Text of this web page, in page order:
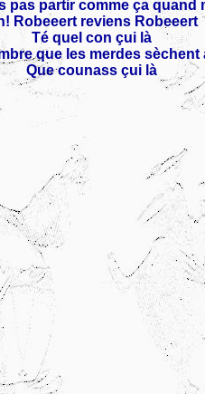
pas partir comme ça quand
Robeeert reviens Robeeert
Té quel con çui là
que les merdes sèchent
Que counass çui là